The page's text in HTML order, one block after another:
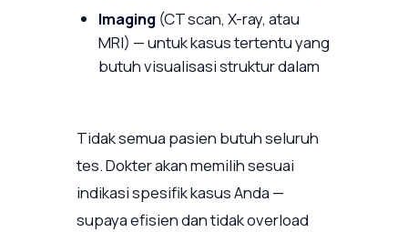
Imaging (CT scan, X-ray, atau
MRI) — untuk kasus tertentu yang
butuh visualisasi struktur dalam
Tidak semua pasien butuh seluruh
tes. Dokter akan memilih sesuai
indikasi spesifik kasus Anda —
supaya efisien dan tidak overload